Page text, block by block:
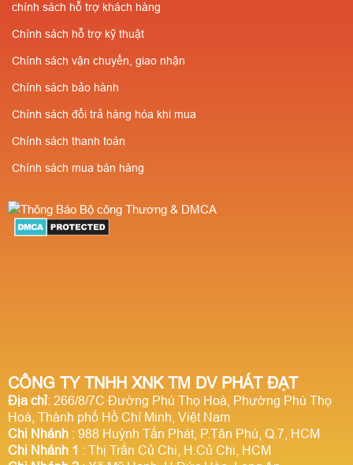
CÔNG TY TNHH XNK TM DV PHÁT ĐẠT
Địa chỉ: 266/8/7C Đường Phú Thọ Hoà, Phường Phú Thọ
Hoà, Thành phố Hồ Chí Minh, Việt Nam
Chi Nhánh : 988 Huỳnh Tấn Phát, P.Tân Phú, Q.7, HCM
Chi Nhánh 1 : Thị Trấn Củ Chi, H.Củ Chi, HCM
chính sách hỗ trợ khách hàng
Chính sách hỗ trợ kỹ thuật
Chính sách vận chuyển, giao nhận
Chính sách bảo hành
Chính sách đổi trả hàng hóa khi mua
Chính sách thanh toán
Chính sách mua bán hàng